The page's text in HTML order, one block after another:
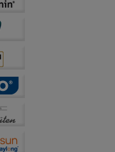
gestalten.
teilweise an